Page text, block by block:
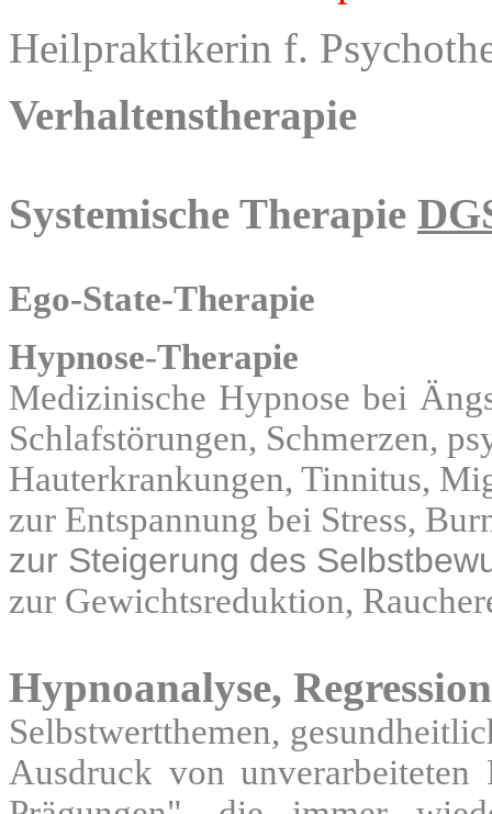
Heilpraktikerin f.
Verhaltenstherapie
Systemische Therapie
Ego-State-Therapie
Hypnose-Therapie
Medizinische Hypnose bei
Schlafstörungen, Schmerzen,
Hauterkrankungen, Tinnitus,
zur Entspannung bei Stress,
zur Steigerung des
zur Gewichtsreduktion,
Hypnoanalyse,
Selbstwertthemen,
Ausdruck von